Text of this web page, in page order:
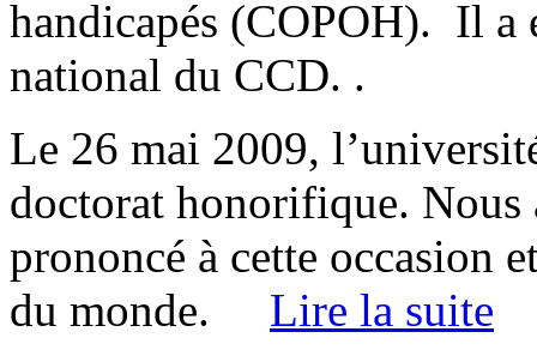
handicapés (COPOH). Il a
national du CCD. .
Le 26 mai 2009,
doctorat honorifique. Nous
prononcé à cette occasion
du monde. Lire la suite